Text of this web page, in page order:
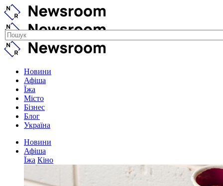
Новини
Афіша
Їжа
Місто
Бізнес
Блог
Україна
Новини
Афіша
Їжа Кіно